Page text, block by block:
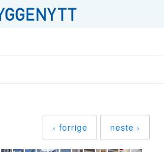
‹ forrige neste ›